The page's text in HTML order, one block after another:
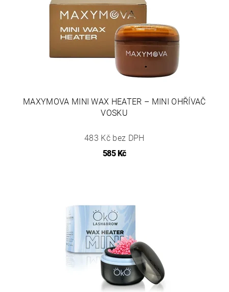
MAXYMOVA MINI WAX HEATER – MINI OHŘÍVAČ
VOSKU
483 Kč bez DPH
585 Kč